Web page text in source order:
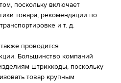
поскольку включает
товара, рекомендации по
и т. д.
проводится
Большинство компаний
штрихкоды, поскольку
товар крупным